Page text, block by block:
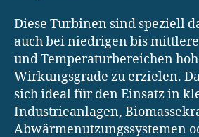
Diese Turbinen sind speziell
auch bei niedrigen bis
und Temperaturbereichen
Wirkungsgrade zu erzielen.
sich ideal für den Einsatz in
Industrieanlagen,
Abwärmenutzungssystemen